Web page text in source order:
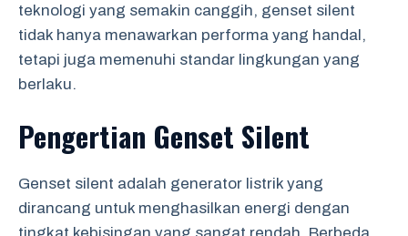
teknologi yang semakin canggih, genset silent
tidak hanya menawarkan performa yang handal,
tetapi juga memenuhi standar lingkungan yang
berlaku.
Pengertian Genset Silent
Genset silent adalah generator listrik yang
dirancang untuk menghasilkan energi dengan